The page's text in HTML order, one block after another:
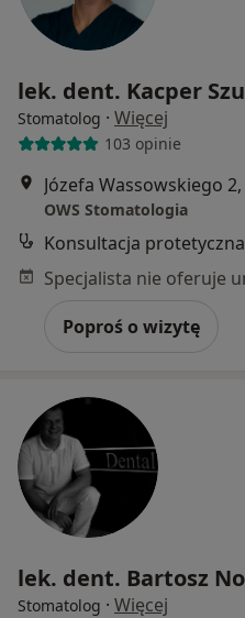
lek. dent. Kacper
Stomatolog · Więcej
103 opinie
Józefa Wassowskiego
OWS Stomatologia
Konsultacja protetyczna
Poproś o wizytę
lek. dent. Bartosz
Stomatolog · Więcej